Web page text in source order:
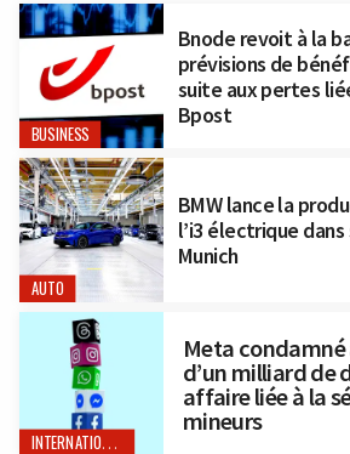
BUSINESS
Bnode revoit à la
prévisions de
suite aux pertes
Bpost
AUTO
BMW lance la
l’i3 électrique dans
Munich
INTERNATIONAL
Meta condamné
d’un milliard de
affaire liée à la
mineurs